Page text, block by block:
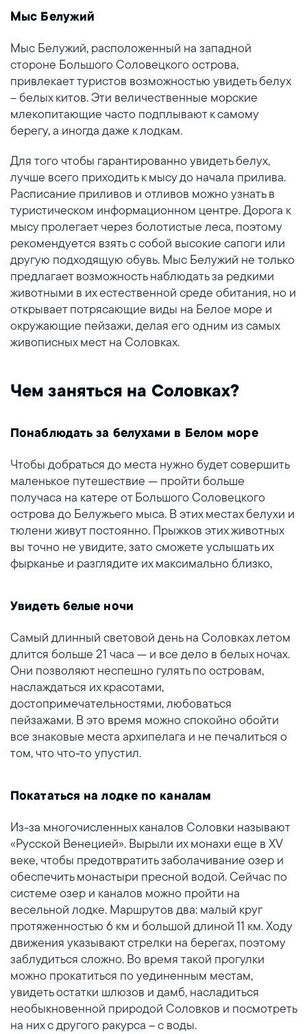
Мыс Белужий
Мыс Белужий, расположенный на западной
стороне Большого Соловецкого острова,
привлекает туристов возможностью увидеть белух
– белых китов. Эти величественные морские
млекопитающие часто подплывают к самому
берегу, а иногда даже к лодкам.
Для того чтобы гарантированно увидеть белух,
лучше всего приходить к мысу до начала прилива.
Расписание приливов и отливов можно узнать в
туристическом информационном центре. Дорога к
мысу пролегает через болотистые леса, поэтому
рекомендуется взять с собой высокие сапоги или
другую подходящую обувь. Мыс Белужий не только
предлагает возможность наблюдать за редкими
животными в их естественной среде обитания, но и
открывает потрясающие виды на Белое море и
окружающие пейзажи, делая его одним из самых
живописных мест на Соловках.
Чем заняться на Соловках?
Понаблюдать за белухами в Белом море
Чтобы добраться до места нужно будет совершить
маленькое путешествие — пройти больше
получаса на катере от Большого Соловецкого
острова до Белужьего мыса. В этих местах белухи и
тюлени живут постоянно. Прыжков этих животных
вы точно не увидите, зато сможете услышать их
фырканье и разглядите их максимально близко,
Увидеть белые ночи
Самый длинный световой день на Соловках летом
длится больше 21 часа — и все дело в белых ночах.
Они позволяют неспешно гулять по островам,
наслаждаться их красотами,
достопримечательностями, любоваться
пейзажами. В это время можно спокойно обойти
все знаковые места архипелага и не печалиться о
том, что что-то упустил.
Покататься на лодке по каналам
Из-за многочисленных каналов Соловки называют
«Русской Венецией». Вырыли их монахи еще в XV
веке, чтобы предотвратить заболачивание озер и
обеспечить монастыри пресной водой. Сейчас по
системе озер и каналов можно пройти на
весельной лодке. Маршрутов два: малый круг
протяженностью 6 км и большой длиной 11 км. Ходу
движения указывают стрелки на берегах, поэтому
заблудиться сложно. Во время такой прогулки
можно прокатиться по уединенным местам,
увидеть остатки шлюзов и дамб, насладиться
необыкновенной природой Соловков и посмотреть
на них с другого ракурса – с воды.